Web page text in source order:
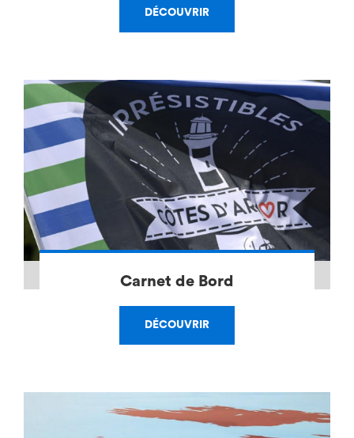
DÉCOUVRIR
Carnet de Bord
DÉCOUVRIR